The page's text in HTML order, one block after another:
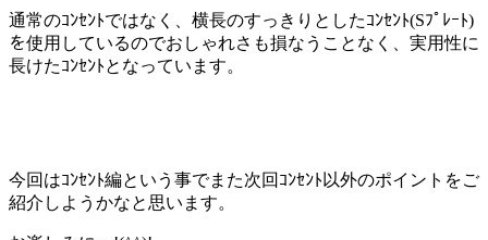
通常のｺﾝｾﾝﾄではなく、横長のすっきりとしたｺﾝｾﾝﾄ(Sﾌﾟﾚｰﾄ)
を使用しているのでおしゃれさも損なうことなく、実用性に
長けたｺﾝｾﾝﾄとなっています。
今回はｺﾝｾﾝﾄ編という事でまた次回ｺﾝｾﾝﾄ以外のポイントをご
紹介しようかなと思います。